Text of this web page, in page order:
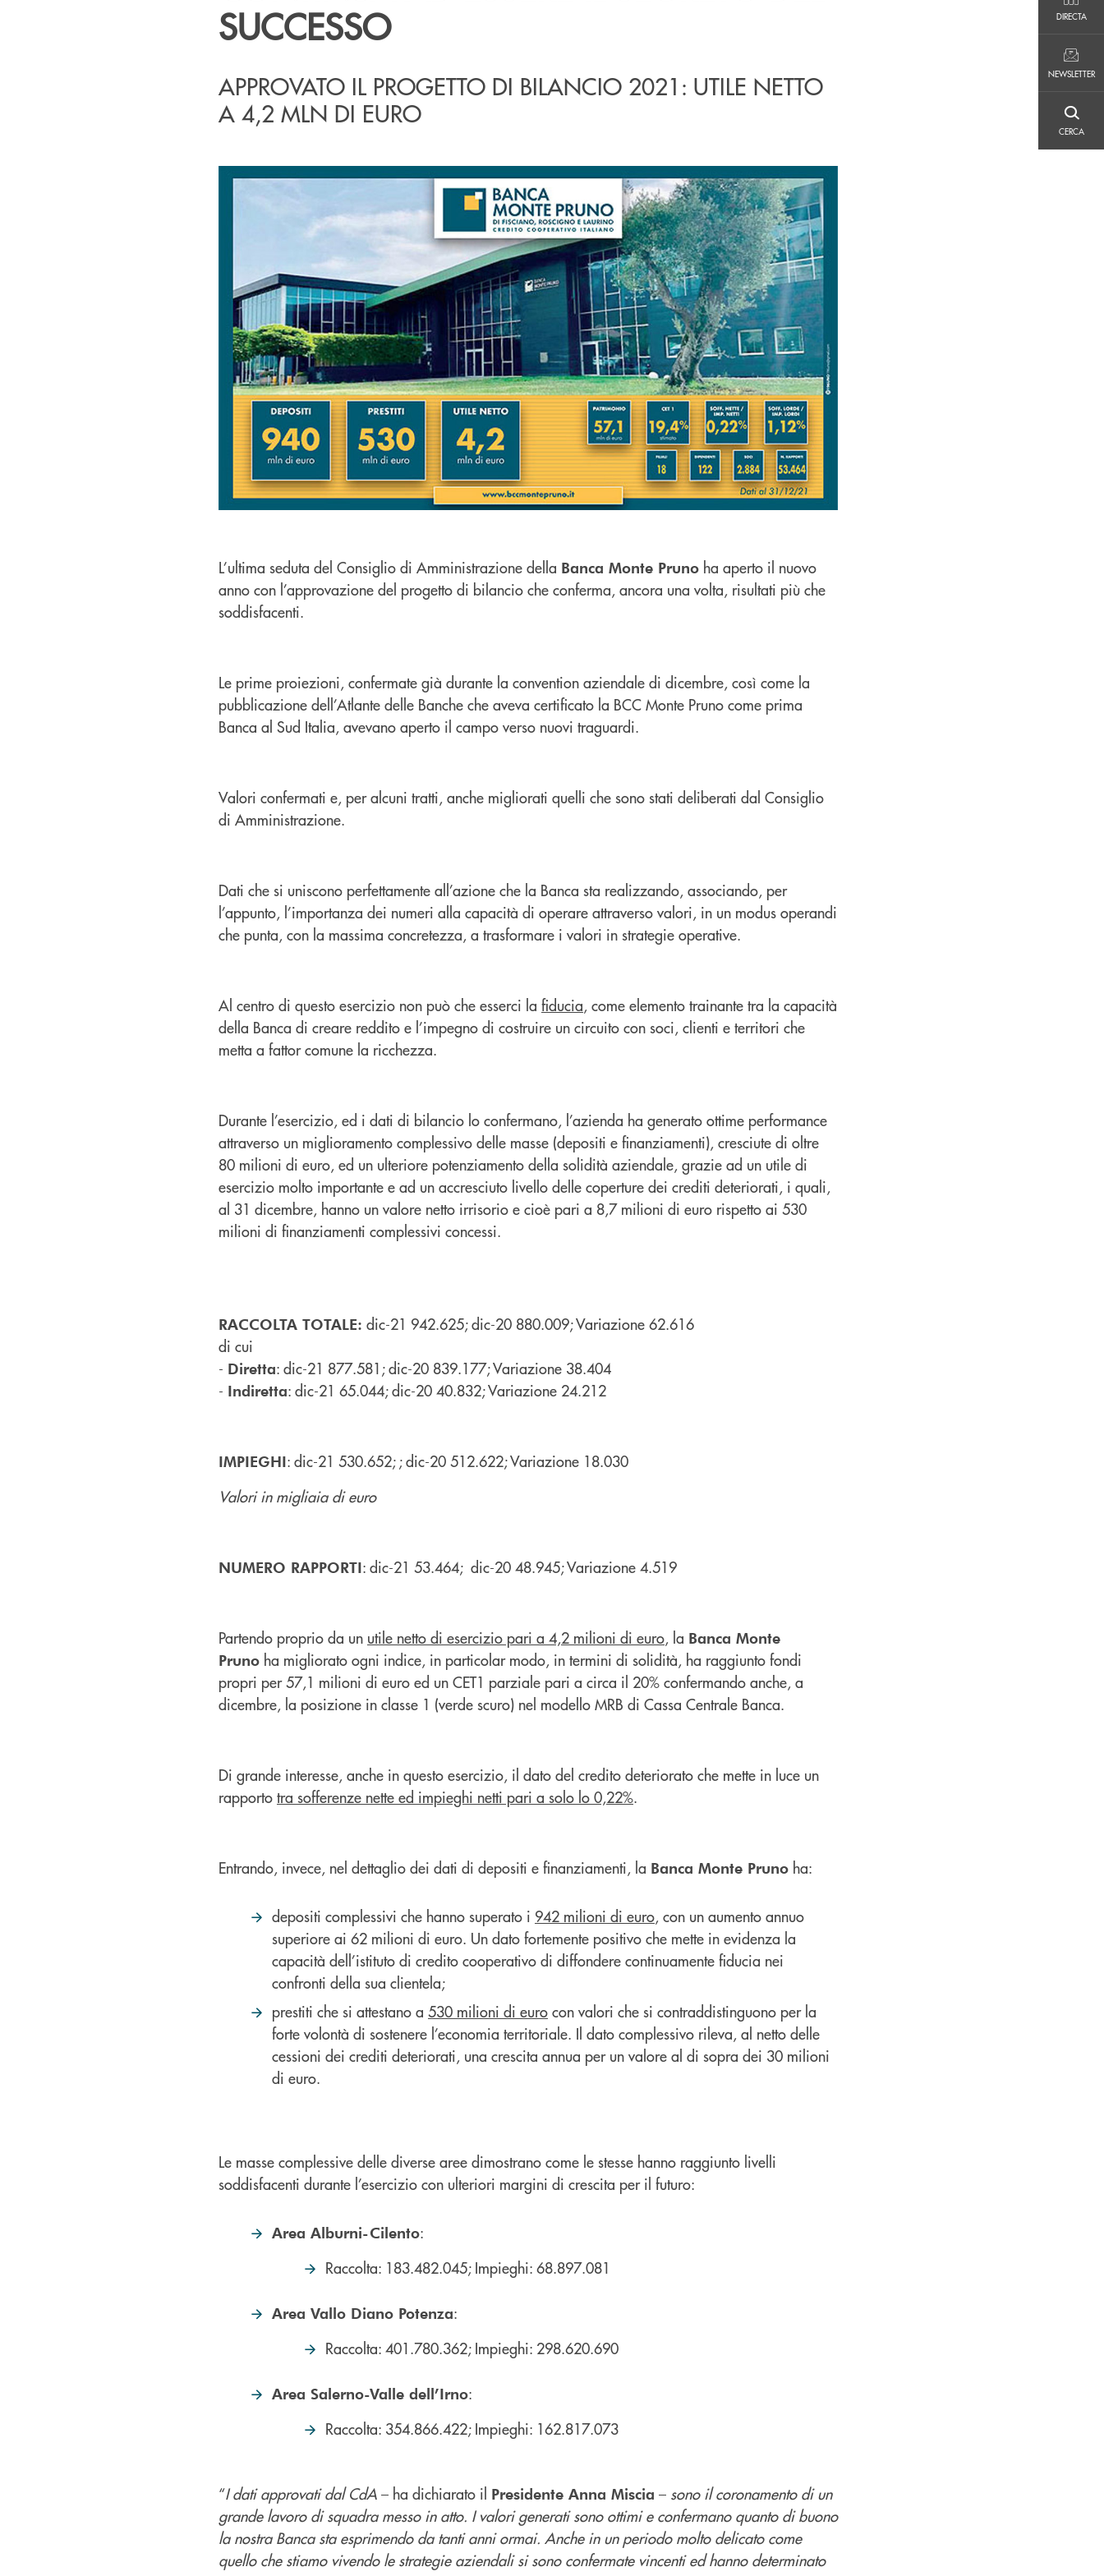
DIRECTA
NEWSLETTER
CERCA
SUCCESSO
APPROVATO IL PROGETTO DI BILANCIO 2021: UTILE NETTO
A 4,2 MLN DI EURO
L’ultima seduta del Consiglio di Amministrazione della Banca Monte Pruno ha aperto il nuovo
anno con l’approvazione del progetto di bilancio che conferma, ancora una volta, risultati più che
soddisfacenti.
Le prime proiezioni, confermate già durante la convention aziendale di dicembre, così come la
pubblicazione dell’Atlante delle Banche che aveva certificato la BCC Monte Pruno come prima
Banca al Sud Italia, avevano aperto il campo verso nuovi traguardi.
Valori confermati e, per alcuni tratti, anche migliorati quelli che sono stati deliberati dal Consiglio
di Amministrazione.
Dati che si uniscono perfettamente all’azione che la Banca sta realizzando, associando, per
l’appunto, l’importanza dei numeri alla capacità di operare attraverso valori, in un modus operandi
che punta, con la massima concretezza, a trasformare i valori in strategie operative.
Al centro di questo esercizio non può che esserci la fiducia, come elemento trainante tra la capacità
della Banca di creare reddito e l’impegno di costruire un circuito con soci, clienti e territori che
metta a fattor comune la ricchezza.
Durante l’esercizio, ed i dati di bilancio lo confermano, l’azienda ha generato ottime performance
attraverso un miglioramento complessivo delle masse (depositi e finanziamenti), cresciute di oltre
80 milioni di euro, ed un ulteriore potenziamento della solidità aziendale, grazie ad un utile di
esercizio molto importante e ad un accresciuto livello delle coperture dei crediti deteriorati, i quali,
al 31 dicembre, hanno un valore netto irrisorio e cioè pari a 8,7 milioni di euro rispetto ai 530
milioni di finanziamenti complessivi concessi.
RACCOLTA TOTALE: dic-21 942.625; dic-20 880.009; Variazione 62.616
di cui
- Diretta: dic-21 877.581; dic-20 839.177; Variazione 38.404
- Indiretta: dic-21 65.044; dic-20 40.832; Variazione 24.212
IMPIEGHI: dic-21 530.652; ; dic-20 512.622; Variazione 18.030
Valori in migliaia di euro
NUMERO RAPPORTI: dic-21 53.464; dic-20 48.945; Variazione 4.519
Partendo proprio da un utile netto di esercizio pari a 4,2 milioni di euro, la Banca Monte
Pruno ha migliorato ogni indice, in particolar modo, in termini di solidità, ha raggiunto fondi
propri per 57,1 milioni di euro ed un CET1 parziale pari a circa il 20% confermando anche, a
dicembre, la posizione in classe 1 (verde scuro) nel modello MRB di Cassa Centrale Banca.
Di grande interesse, anche in questo esercizio, il dato del credito deteriorato che mette in luce un
rapporto tra sofferenze nette ed impieghi netti pari a solo lo 0,22%.
Entrando, invece, nel dettaglio dei dati di depositi e finanziamenti, la Banca Monte Pruno ha:
depositi complessivi che hanno superato i 942 milioni di euro, con un aumento annuo
superiore ai 62 milioni di euro. Un dato fortemente positivo che mette in evidenza la
capacità dell’istituto di credito cooperativo di diffondere continuamente fiducia nei
confronti della sua clientela;
prestiti che si attestano a 530 milioni di euro con valori che si contraddistinguono per la
forte volontà di sostenere l’economia territoriale. Il dato complessivo rileva, al netto delle
cessioni dei crediti deteriorati, una crescita annua per un valore al di sopra dei 30 milioni
di euro.
Le masse complessive delle diverse aree dimostrano come le stesse hanno raggiunto livelli
soddisfacenti durante l’esercizio con ulteriori margini di crescita per il futuro:
Area Alburni-Cilento:
Raccolta: 183.482.045; Impieghi: 68.897.081
Area Vallo Diano Potenza:
Raccolta: 401.780.362; Impieghi: 298.620.690
Area Salerno-Valle dell’Irno:
Raccolta: 354.866.422; Impieghi: 162.817.073
“I dati approvati dal CdA – ha dichiarato il Presidente Anna Miscia – sono il coronamento di un
grande lavoro di squadra messo in atto. I valori generati sono ottimi e confermano quanto di buono
la nostra Banca sta esprimendo da tanti anni ormai. Anche in un periodo molto delicato come
quello che stiamo vivendo le strategie aziendali si sono confermate vincenti ed hanno determinato